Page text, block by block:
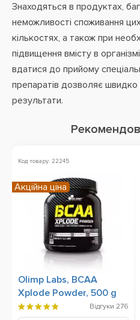
Знаходяться в продуктах,
неможливості споживання
кількостях, а також при
підвищення вмісту в
вдатися до прийому
препаратів дозволяє швидко
результати.
Код товару: 22245
Olimp Labs, BCAA
Xplode Powder, 500 g
Відгуки 276
Акційна ціна